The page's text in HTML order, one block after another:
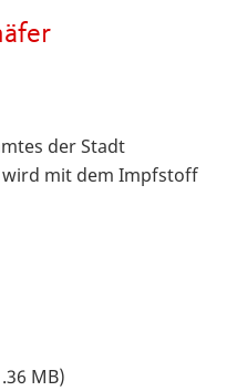
der Stadt
wird mit dem Impfstoff
MB)